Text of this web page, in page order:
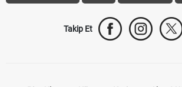
Trabzonspor Transfer Canlı İzle iddaa Sonuçları